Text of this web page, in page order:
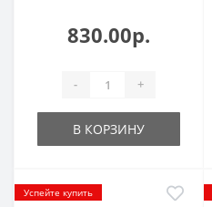
830.00р.
- +
В КОРЗИНУ
Успейте купить